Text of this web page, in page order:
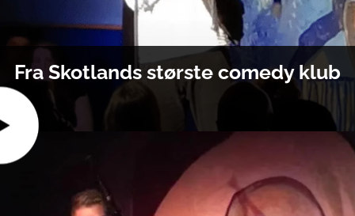
Fra Skotlands største comedy klub